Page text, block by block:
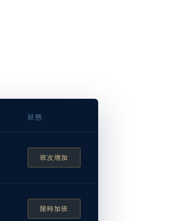
狀態
班次增加
限時加班